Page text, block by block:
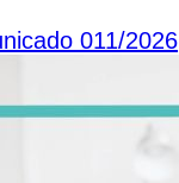
011/2026